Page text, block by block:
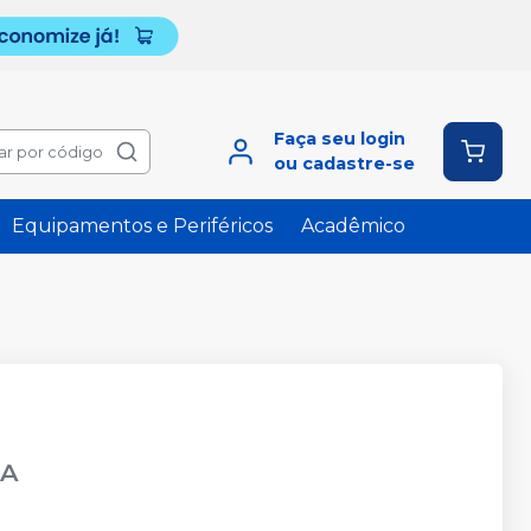
por código
Faça seu login
ou cadastre-se
Equipamentos e Periféricos Acadêmico